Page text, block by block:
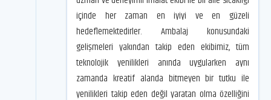
içinde her zaman en iyiyi ve en güzeli
hedeflemektedirler. Ambalaj konusundaki
gelişmeleri yakından takip eden ekibimiz, tüm
teknolojik yenilikleri anında uygularken aynı
zamanda kreatif alanda bitmeyen bir tutku ile
yenilikleri takip eden değil yaratan olma özelliğini